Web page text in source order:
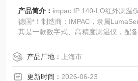
产品简介： impac IP 140-LO红外测温
德国*！制造商：IMPAC，隶属
其是一款数字式、高精度测温仪，配
上海明策
产品厂地： 上海市
更新时间： 2026-06-23